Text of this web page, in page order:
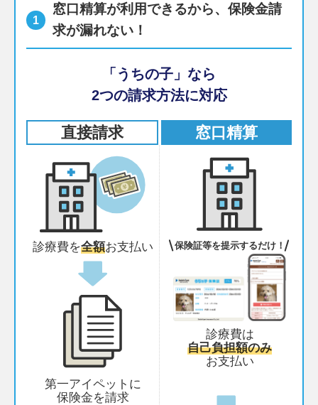
1
窓口精算が利用できるから、保険金請
求が漏れない！
「うちの子」なら
2つの請求方法に対応
直接請求
診療費を全額お支払い
第一アイペットに
保険金を請求
窓口精算
保険証等を提示するだけ！
診療費は
自己負担額のみ
お支払い